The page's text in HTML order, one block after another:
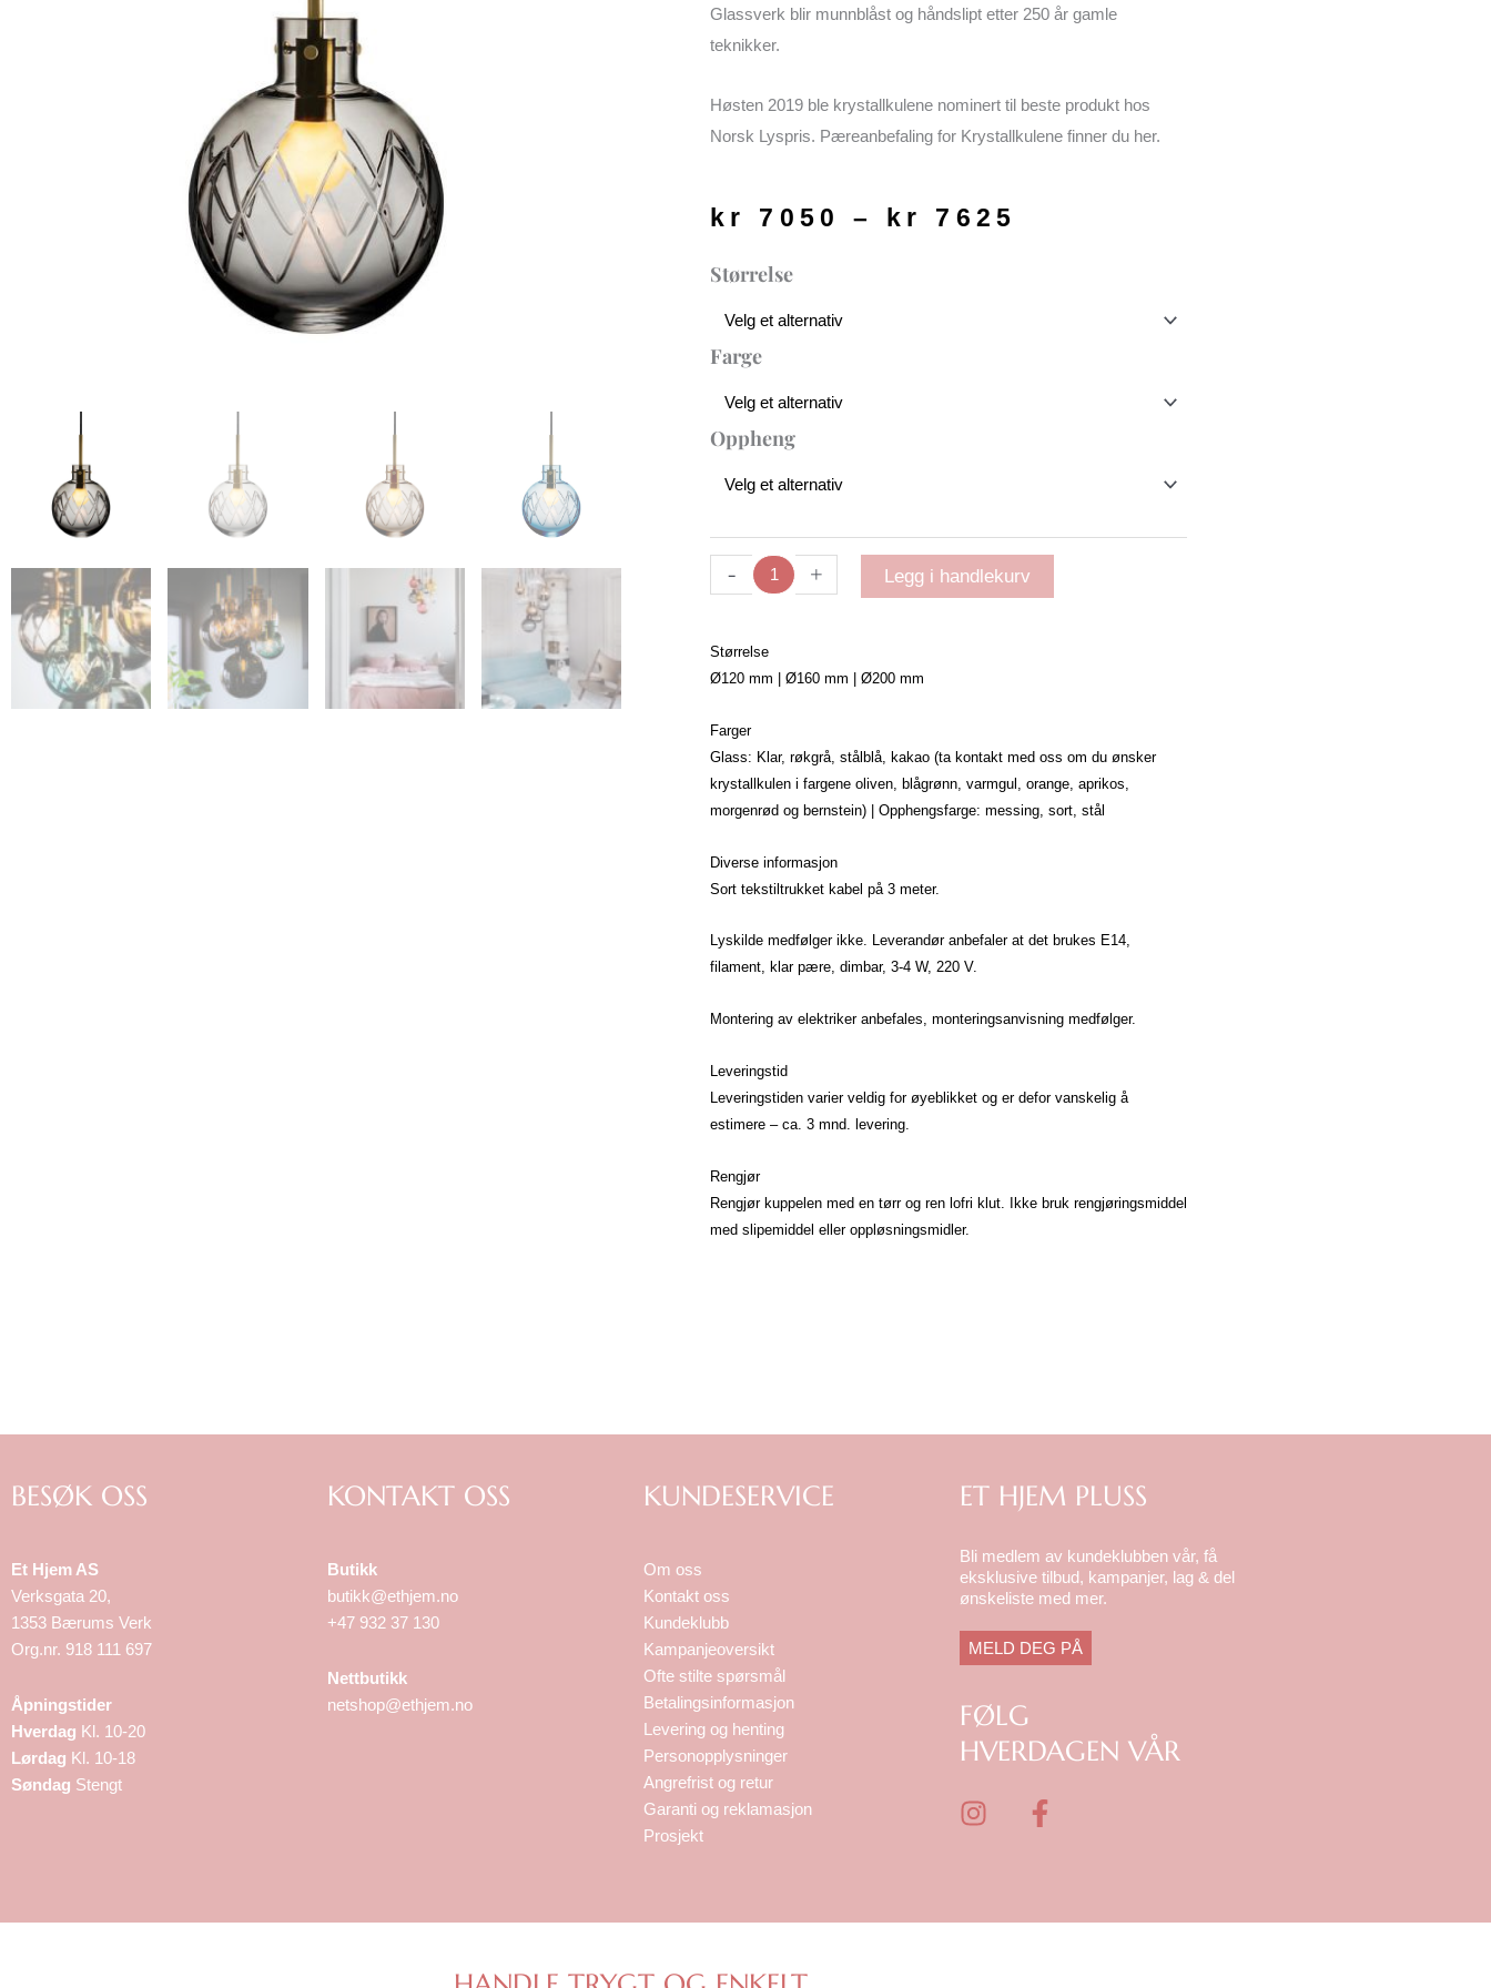
Glassverk blir munnblåst og håndslipt etter 250 år gamle
teknikker.
Høsten 2019 ble krystallkulene nominert til beste produkt hos
Norsk Lyspris. Pæreanbefaling for Krystallkulene finner du her.
kr 7050 – kr 7625
Størrelse
Farge
Oppheng
-
Krystallkule
antall
+ Legg i handlekurv
Størrelse
Ø120 mm | Ø160 mm | Ø200 mm
Farger
Glass: Klar, røkgrå, stålblå, kakao (ta kontakt med oss om du ønsker
krystallkulen i fargene oliven, blågrønn, varmgul, orange, aprikos,
morgenrød og bernstein) | Opphengsfarge: messing, sort, stål
Diverse informasjon
Sort tekstiltrukket kabel på 3 meter.
Lyskilde medfølger ikke. Leverandør anbefaler at det brukes E14,
filament, klar pære, dimbar, 3-4 W, 220 V.
Montering av elektriker anbefales, monteringsanvisning medfølger.
Leveringstid
Leveringstiden varier veldig for øyeblikket og er defor vanskelig å
estimere – ca. 3 mnd. levering.
Rengjør
Rengjør kuppelen med en tørr og ren lofri klut. Ikke bruk rengjøringsmiddel
med slipemiddel eller oppløsningsmidler.
BESØK OSS
Et Hjem AS
Verksgata 20,
1353 Bærums Verk
Org.nr. 918 111 697
Åpningstider
Hverdag Kl. 10-20
Lørdag Kl. 10-18
Søndag Stengt
KONTAKT OSS
Butikk
butikk@ethjem.no
+47 932 37 130
Nettbutikk
netshop@ethjem.no
KUNDESERVICE
Om oss
Kontakt oss
Kundeklubb
Kampanjeoversikt
Ofte stilte spørsmål
Betalingsinformasjon
Levering og henting
Personopplysninger
Angrefrist og retur
Garanti og reklamasjon
Prosjekt
ET HJEM PLUSS
Bli medlem av kundeklubben vår, få
eksklusive tilbud, kampanjer, lag & del
ønskeliste med mer.
MELD DEG PÅ
FØLG
HVERDAGEN VÅR
I
a
F
b